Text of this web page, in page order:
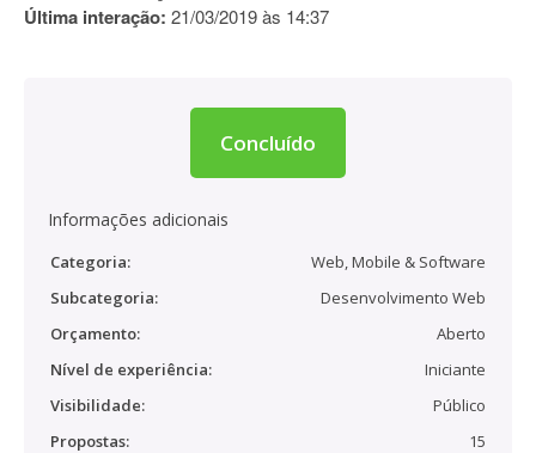
Última interação: 21/03/2019 às 14:37
Concluído
Informações adicionais
Categoria:
Web, Mobile & Software
Subcategoria:
Desenvolvimento Web
Orçamento:
Aberto
Nível de experiência:
Iniciante
Visibilidade:
Público
Propostas:
15